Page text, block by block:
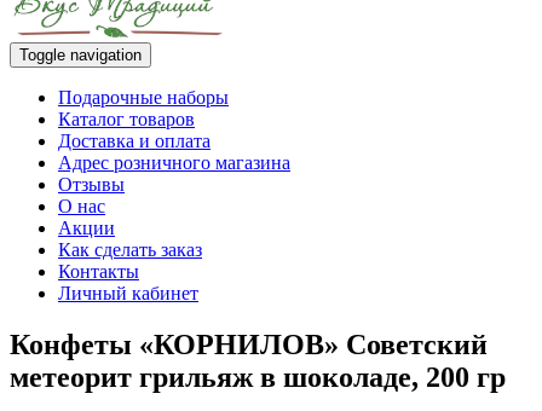
Toggle navigation
Подарочные наборы
Каталог товаров
Доставка и оплата
Адрес розничного магазина
Отзывы
О нас
Акции
Как сделать заказ
Контакты
Личный кабинет
Конфеты «КОРНИЛОВ» Советский
метеорит грильяж в шоколаде, 200 гр